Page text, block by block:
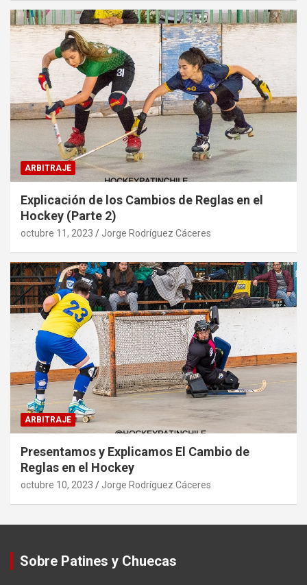
ARBITRAJE
Explicación de los Cambios de Reglas en el
Hockey (Parte 2)
octubre 11, 2023 Jorge Rodríguez Cáceres
ARBITRAJE
Presentamos y Explicamos El Cambio de
Reglas en el Hockey
octubre 10, 2023 Jorge Rodríguez Cáceres
Sobre Patines y Chuecas